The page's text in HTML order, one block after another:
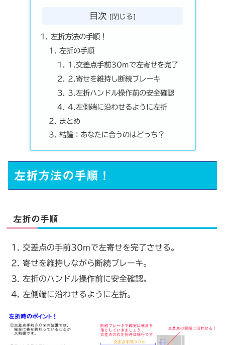
目次
左折方法の手順！
左折の手順
1.交差点手前30mで左寄せを完了
2.寄せを維持し断続ブレーキ
3.左折ハンドル操作前の安全確認
4.左側端に沿わせるように左折
まとめ
結論：あなたに合うのはどっち？
左折方法の手順！
左折の手順
交差点の手前30mで左寄せを完了させる。
寄せを維持しながら断続ブレーキ。
左折のハンドル操作前に安全確認。
左側端に沿わせるように左折。